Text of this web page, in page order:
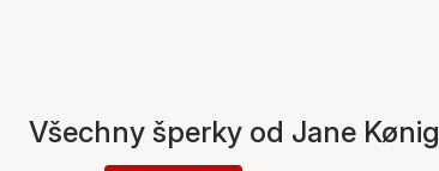
Všechny šperky od Jane Kønig